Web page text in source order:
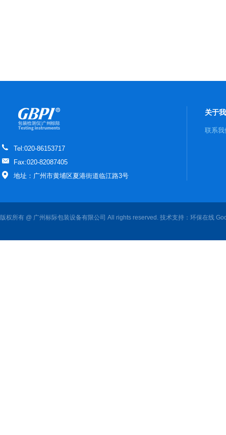
Tel:020-86153717
Fax:020-82087405
地址：广州市黄埔区夏港街道临江路3号
关于
联系我
版权所有 @ 广州标际包装设备有限公司 All rights reserved. 技术支持： 环保在线